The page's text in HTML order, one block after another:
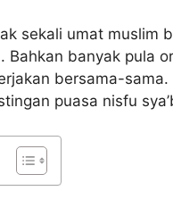
sekali umat muslim
Bahkan banyak pula
bersama-
puasa nisfu